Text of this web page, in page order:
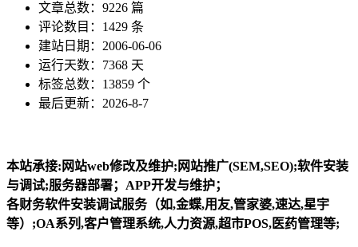
文章总数：9226 篇
评论数目：1429 条
建站日期：2006-06-06
运行天数：7368 天
标签总数：13859 个
最后更新：2026-8-7
本站承接:网站web修改及维护;网站推广(SEM,SEO);软件安装
与调试;服务器部署；APP开发与维护；
各财务软件安装调试服务（如,金蝶,用友,管家婆,速达,星宇
等）;OA系列,客户管理系统,人力资源,超市POS,医药管理等;